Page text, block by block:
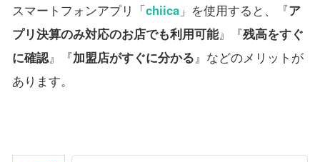
スマートフォンアプリ「chiica」を使用すると、『ア
プリ決算のみ対応のお店でも利用可能』『残高をすぐ
に確認』『加盟店がすぐに分かる』などのメリットが
あります。